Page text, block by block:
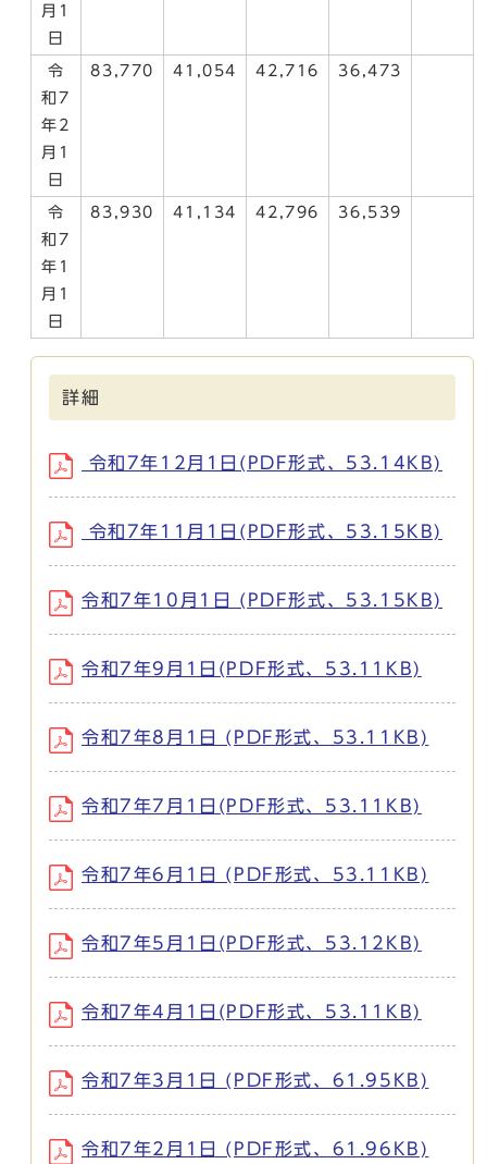
月1
日
令
和7
年2
月1
日
83,770 41,054 42,716 36,473
令
和7
年1
月1
日
83,930 41,134 42,796 36,539
詳細
令和7年12月1日(PDF形式、53.14KB)
令和7年11月1日(PDF形式、53.15KB)
令和7年10月1日 (PDF形式、53.15KB)
令和7年9月1日(PDF形式、53.11KB)
令和7年8月1日 (PDF形式、53.11KB)
令和7年7月1日(PDF形式、53.11KB)
令和7年6月1日 (PDF形式、53.11KB)
令和7年5月1日(PDF形式、53.12KB)
令和7年4月1日(PDF形式、53.11KB)
令和7年3月1日 (PDF形式、61.95KB)
令和7年2月1日 (PDF形式、61.96KB)